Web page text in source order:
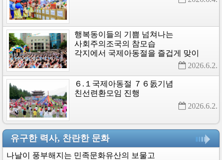
행복동이들의 기쁨 넘쳐나는
사회주의조국의 참모습
각지에서 국제아동절을 즐겁게 맞이
2026.6.2.
６.１국제아동절 ７６돐기념
친선련환모임 진행
2026.6.2.
유구한 력사, 찬란한 문화
나날이 풍부해지는 민족문화유산의
보물고